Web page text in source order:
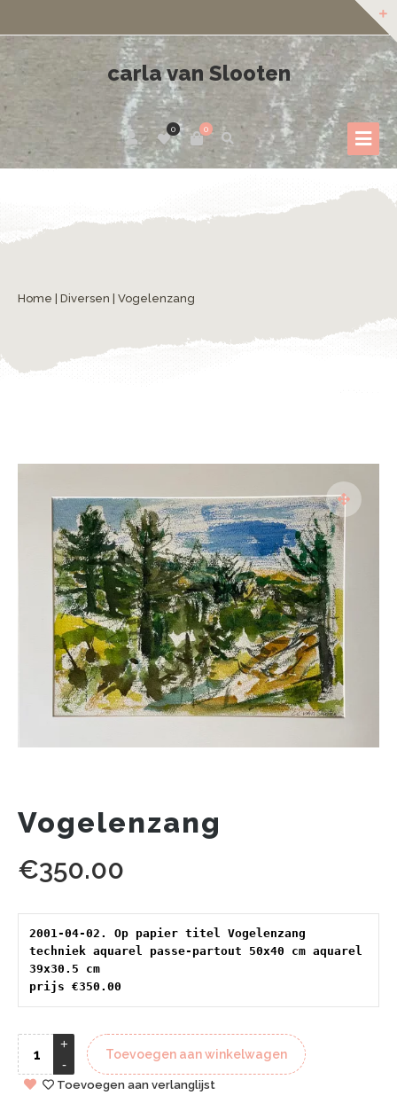
carla van Slooten
0
0
Home Diversen | Vogelenzang
Vogelenzang
€350.00
2001-04-02. Op papier titel Vogelenzang
techniek aquarel passe-partout 50x40 cm aquarel
39x30.5 cm
prijs €350.00
Toevoegen aan winkelwagen
Toevoegen aan verlanglijst